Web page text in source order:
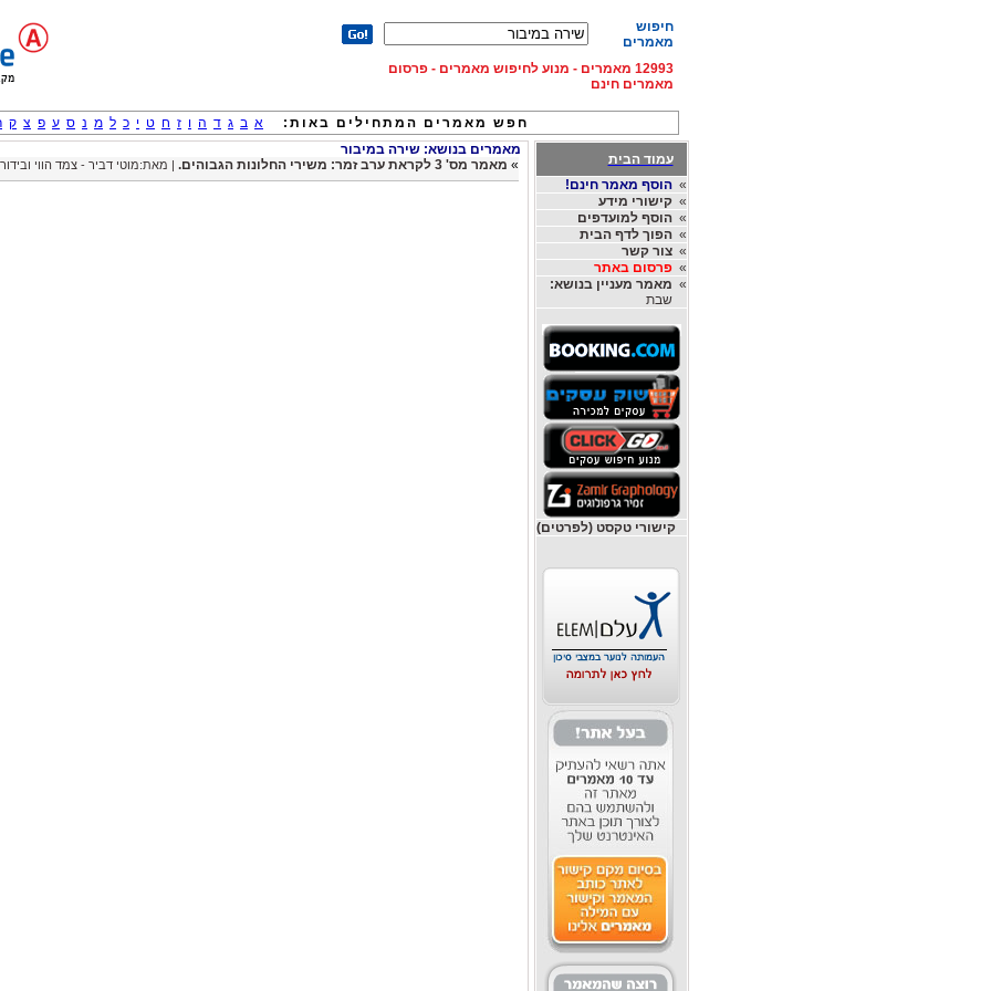
חיפוש
מאמרים
12993 מאמרים - מנוע לחיפוש מאמרים - פרסום
מאמרים חינם
חפש מאמרים המתחילים באות: א ב ג ד ה ו ז ח ט י כ ל מ נ ס ע פ צ ק
עמוד הבית
»הוסף מאמר חינם!
»קישורי מידע
»הוסף למועדפים
»הפוך לדף הבית
»צור קשר
»פרסום באתר
» מאמר מעניין בנושא:
שבת
קישורי טקסט (לפרטים)
מאמרים בנושא: שירה במיבור
» מאמר מס' 3 לקראת ערב זמר: משירי החלונות הגבוהים. | מאת:מוטי דביר - צמד הווי ובידור